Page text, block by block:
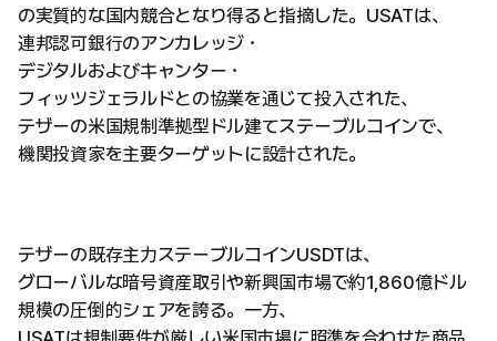
の実質的な国内競合となり得ると指摘した。USATは、
連邦認可銀行のアンカレッジ・
デジタルおよびキャンター・
フィッツジェラルドとの協業を通じて投入された、
テザーの米国規制準拠型ドル建てステーブルコインで、
機関投資家を主要ターゲットに設計された。
テザーの既存主力ステーブルコインUSDTは、
グローバルな暗号資産取引や新興国市場で約1,860億ドル
規模の圧倒的シェアを誇る。一方、